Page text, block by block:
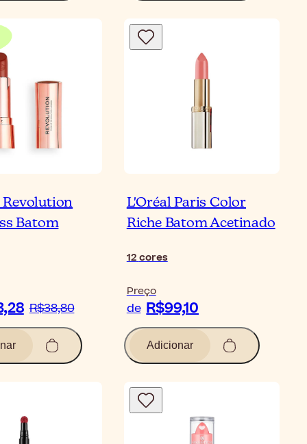
Revolution
Batom
R$38,80
L'Oréal Paris Color
Riche Batom Acetinado
12cores
Preço
de R$99,10
Adicionar